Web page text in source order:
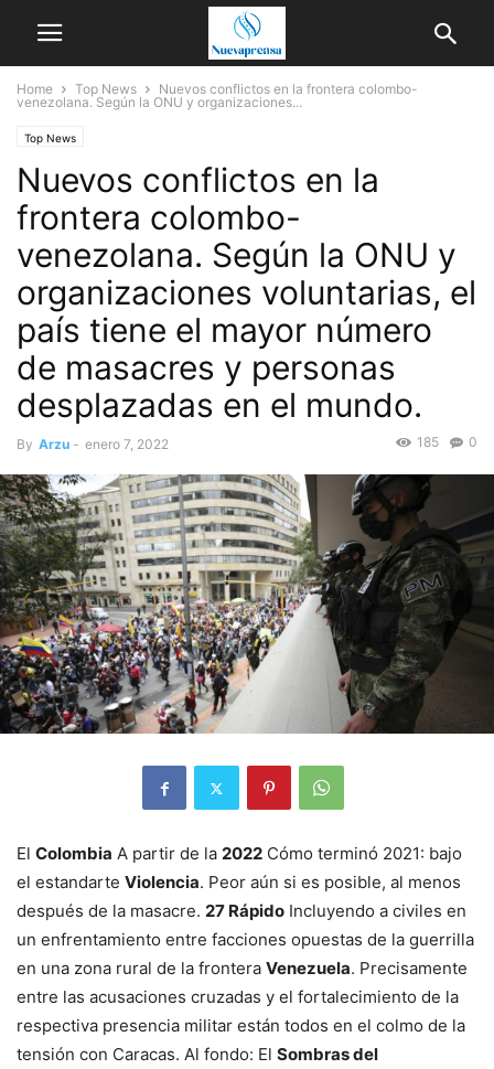
Home Top News
Nuevos conflictos en la frontera colombo-
venezolana. Según la ONU y organizaciones...
Top News
Nuevos conflictos en la
frontera colombo-
venezolana. Según la ONU y
organizaciones voluntarias, el
país tiene el mayor número
de masacres y personas
desplazadas en el mundo.
By Arzu - enero 7, 2022 0
185
El Colombia A partir de la 2022 Cómo terminó 2021: bajo
el estandarte Violencia. Peor aún si es posible, al menos
después de la masacre. 27 Rápido Incluyendo a civiles en
un enfrentamiento entre facciones opuestas de la guerrilla
en una zona rural de la frontera Venezuela. Precisamente
entre las acusaciones cruzadas y el fortalecimiento de la
respectiva presencia militar están todos en el colmo de la
tensión con Caracas. Al fondo: El Sombras del